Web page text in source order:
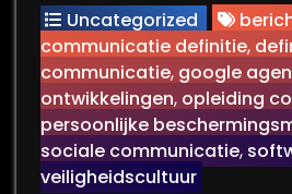
Uncategorized
communicatie definitie,
communicatie, google
ontwikkelingen, opleiding
persoonlijke
sociale communicatie,
veiligheidscultuur